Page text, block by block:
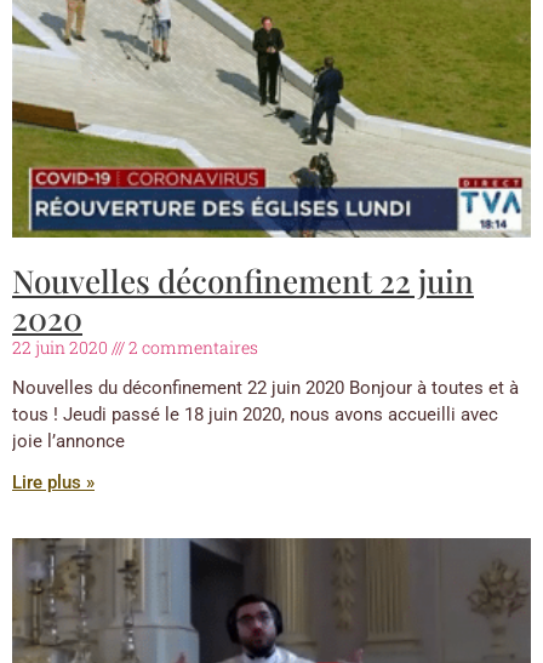
Nouvelles déconfinement 22 juin
2020
22 juin 2020 2 commentaires
Nouvelles du déconfinement 22 juin 2020 Bonjour à toutes et à
tous ! Jeudi passé le 18 juin 2020, nous avons accueilli avec
joie l’annonce
Lire plus »